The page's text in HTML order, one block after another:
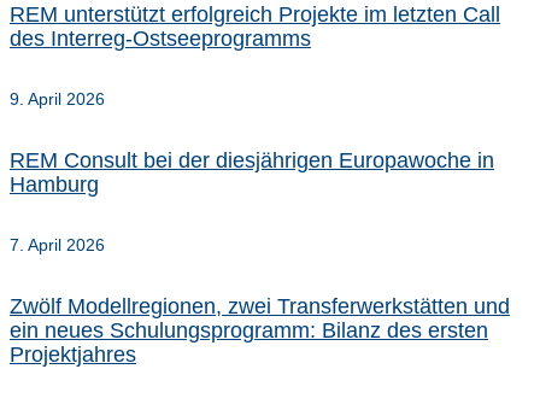
REM unterstützt erfolgreich Projekte im letzten Call
des Interreg-Ostseeprogramms
9. April 2026
REM Consult bei der diesjährigen Europawoche in
Hamburg
7. April 2026
Zwölf Modellregionen, zwei Transferwerkstätten und
ein neues Schulungsprogramm: Bilanz des ersten
Projektjahres